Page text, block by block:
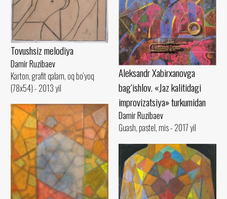
Tovushsiz melodiya
Damir Ruzibaev
Karton, grafit qalam, oq bo‘yoq
(78x54) - 2013 yil
Aleksandr Xabirxanovga
bag‘ishlov. «Jaz kalitidagi
improvizatsiya» turkumidan
Damir Ruzibaev
Guash, pastel, mis - 2017 yil